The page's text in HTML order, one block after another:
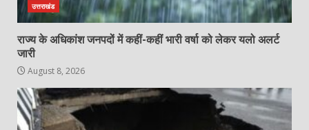
उत्तराखंड
राज्य के अधिकांश जनपदों में कहीं-कहीं भारी वर्षा को लेकर यलो अलर्ट
जारी
August 8, 2026